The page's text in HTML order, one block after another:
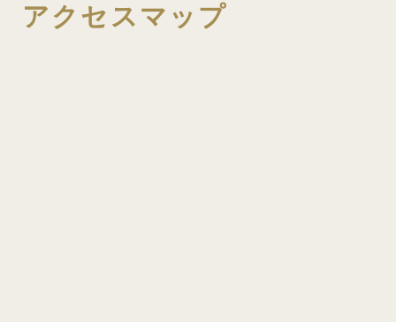
アクセスマップ